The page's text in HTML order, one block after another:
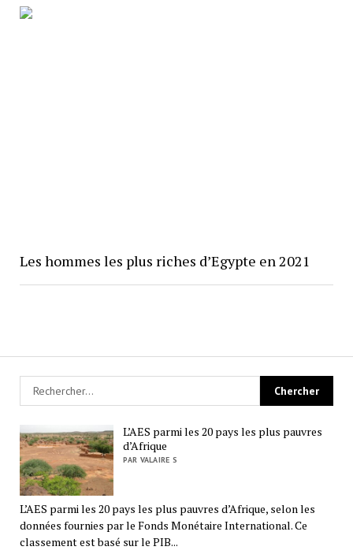
Les hommes les plus riches d’Egypte en 2021
L’AES parmi les 20 pays les plus pauvres
d’Afrique
PAR VALAIRE S
L’AES parmi les 20 pays les plus pauvres d’Afrique, selon les
données fournies par le Fonds Monétaire International. Ce
classement est basé sur le PIB...